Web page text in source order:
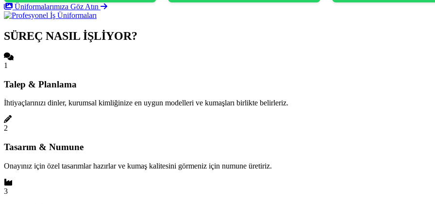
Üniformalarımıza Göz Atın
SÜREÇ NASIL İŞLİYOR?
1
Talep & Planlama
İhtiyaçlarınızı dinler, kurumsal kimliğinize en uygun modelleri ve kumaşları birlikte belirleriz.
2
Tasarım & Numune
Onayınız için özel tasarımlar hazırlar ve kumaş kalitesini görmeniz için numune üretiriz.
3